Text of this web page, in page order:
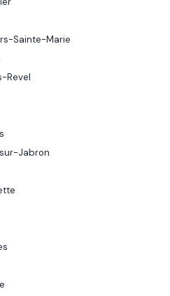
Sainte-Marie
Revel
Jabron